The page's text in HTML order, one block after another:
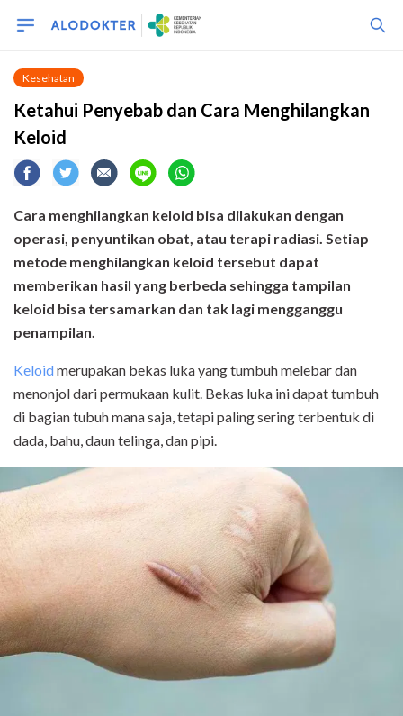
Kesehatan
Ketahui Penyebab dan Cara Menghilangkan
Keloid
Cara menghilangkan keloid bisa dilakukan dengan
operasi, penyuntikan obat, atau terapi radiasi. Setiap
metode menghilangkan keloid tersebut dapat
memberikan hasil yang berbeda sehingga tampilan
keloid bisa tersamarkan dan tak lagi mengganggu
penampilan.
Keloidmerupakan bekas luka yang tumbuh melebar dan
menonjol dari permukaan kulit. Bekas luka ini dapat tumbuh
di bagian tubuh mana saja, tetapi paling sering terbentuk di
dada, bahu, daun telinga, dan pipi.